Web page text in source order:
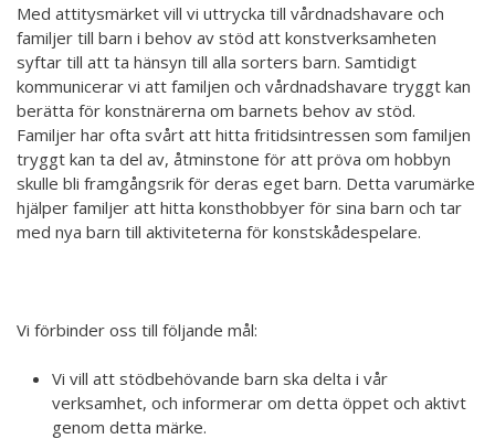
North-South 2011-2015
Fenris 2014
We move as we dance
Australian Youth Dance Festival 2019
ABC'd
Med attitysmärket vill vi uttrycka till vårdnadshavare och
familjer till barn i behov av stöd att konstverksamheten
syftar till att ta hänsyn till alla sorters barn. Samtidigt
kommunicerar vi att familjen och vårdnadshavare tryggt kan
berätta för konstnärerna om barnets behov av stöd.
Familjer har ofta svårt att hitta fritidsintressen som familjen
tryggt kan ta del av, åtminstone för att pröva om hobbyn
skulle bli framgångsrik för deras eget barn. Detta varumärke
hjälper familjer att hitta konsthobbyer för sina barn och tar
med nya barn till aktiviteterna för konstskådespelare.
Vi förbinder oss till följande mål:
Vi vill att stödbehövande barn ska delta i vår
verksamhet, och informerar om detta öppet och aktivt
genom detta märke.